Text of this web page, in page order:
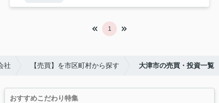
1
社 【売買】を市区町村から探す 大津市の売買・投資一覧
おすすめこだわり特集